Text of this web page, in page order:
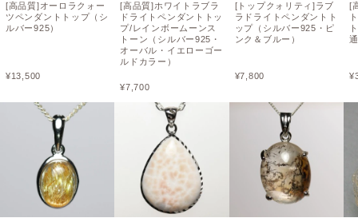
[高品質]オーロラクォー
ツペンダントトップ（シ
ルバー925）
¥13,500
[高品質]ホワイトラブラ
ドライトペンダントトッ
プ/レインボームーンス
トーン（シルバー925・
オーバル・イエローゴー
ルドカラー）
¥7,700
[トップクォリティ]ラブ
ラドライトペンダントト
ップ（シルバー925・ピ
ンク＆ブルー）
¥7,800
[
¥